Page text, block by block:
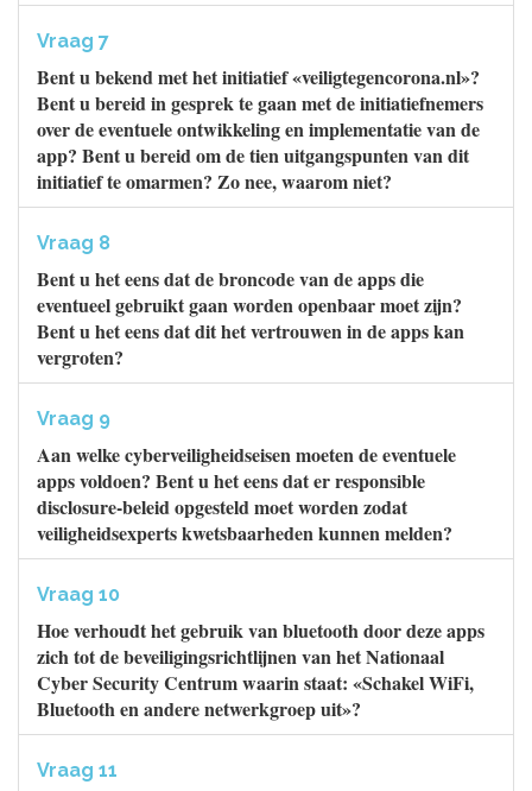
Vraag 7
Bent u bekend met het initiatief «veiligtegencorona.nl»?
Bent u bereid in gesprek te gaan met de initiatiefnemers
over de eventuele ontwikkeling en implementatie van de
app? Bent u bereid om de tien uitgangspunten van dit
initiatief te omarmen? Zo nee, waarom niet?
Vraag 8
Bent u het eens dat de broncode van de apps die
eventueel gebruikt gaan worden openbaar moet zijn?
Bent u het eens dat dit het vertrouwen in de apps kan
vergroten?
Vraag 9
Aan welke cyberveiligheidseisen moeten de eventuele
apps voldoen? Bent u het eens dat er responsible
disclosure-beleid opgesteld moet worden zodat
veiligheidsexperts kwetsbaarheden kunnen melden?
Vraag 10
Hoe verhoudt het gebruik van bluetooth door deze apps
zich tot de beveiligingsrichtlijnen van het Nationaal
Cyber Security Centrum waarin staat: «Schakel WiFi,
Bluetooth en andere netwerkgroep uit»?
Vraag 11